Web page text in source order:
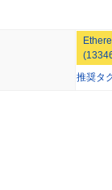
ファンドをイー
推奨タ